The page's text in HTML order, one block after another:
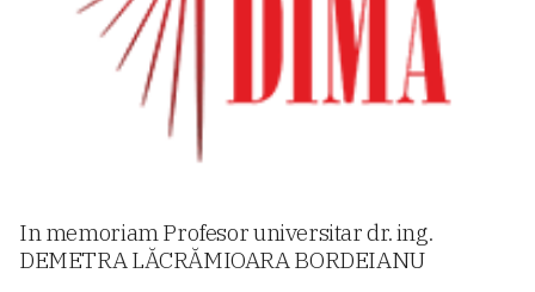
In memoriam Profesor universitar dr. ing.
DEMETRA LĂCRĂMIOARA BORDEIANU